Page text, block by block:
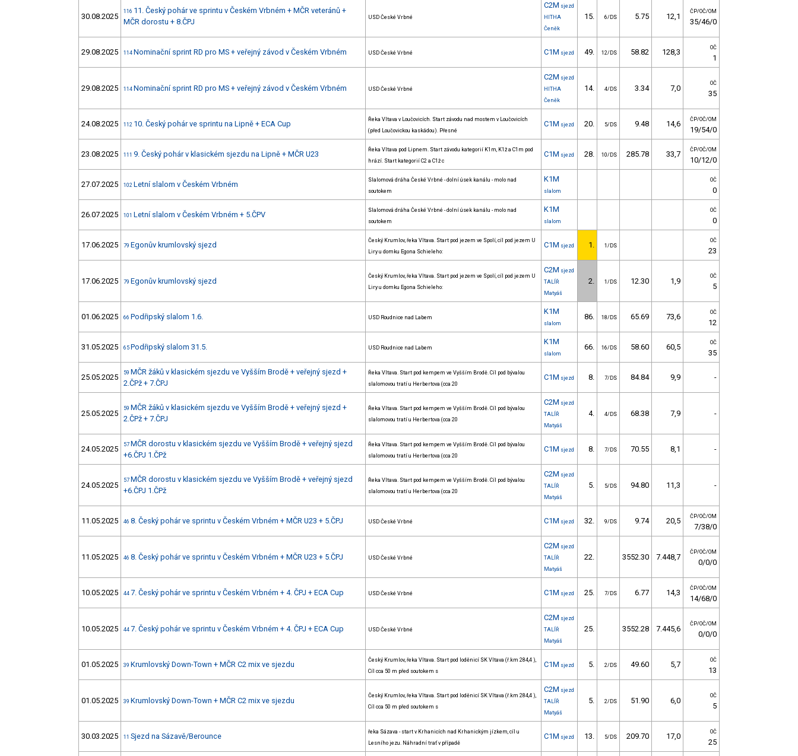
30.08.2025
116 11. Český pohár ve sprintu v Českém Vrbném + MČR veteránů +
MČR dorostu + 8.ČPJ
USD České Vrbné
C2M sjezd
HITHA
Čeněk
15. 6/DS 5.75 12,1
ČP/OČ/OM
35/46/0
29.08.2025 114 Nominační sprint RD pro MS + veřejný závod v Českém Vrbném USD České Vrbné C1M sjezd 49. 12/DS 58.82 128,3 OČ
1
29.08.2025 114 Nominační sprint RD pro MS + veřejný závod v Českém Vrbném USD České Vrbné
C2M sjezd
HITHA
Čeněk
14. 4/DS 3.34 7,0
OČ
35
24.08.2025 112 10. Český pohár ve sprintu na Lipně + ECA Cup
Řeka Vltava v Loučovicích. Start závodu nad mostem v Loučovicích
(před Loučovickou kaskádou). Přesné
C1M sjezd 20. 5/DS 9.48 14,6 ČP/OČ/OM
19/54/0
23.08.2025 111 9. Český pohár v klasickém sjezdu na Lipně + MČR U23
Řeka Vltava pod Lipnem. Start závodu kategorií K1m, K1ž a C1m pod
hrází. Start kategorií C2 a C1ž c
C1M sjezd 28. 10/DS 285.78 33,7 ČP/OČ/OM
10/12/0
27.07.2025 102 Letní slalom v Českém Vrbném
Slalomová dráha České Vrbné - dolní úsek kanálu - molo nad
soutokem
K1M
slalom
OČ
0
26.07.2025 101 Letní slalom v Českém Vrbném + 5.ČPV
Slalomová dráha České Vrbné - dolní úsek kanálu - molo nad
soutokem
K1M
slalom
OČ
0
17.06.2025 79 Egonův krumlovský sjezd
Český Krumlov, řeka Vltava. Start pod jezem ve Spolí, cíl pod jezem U
Liry u domku Egona Schieleho:
C1M sjezd 1. 1/DS
OČ
23
17.06.2025 79 Egonův krumlovský sjezd
Český Krumlov, řeka Vltava. Start pod jezem ve Spolí, cíl pod jezem U
Liry u domku Egona Schieleho:
C2M sjezd
TALÍŘ
Matyáš
2. 1/DS 12.30 1,9
OČ
5
01.06.2025 66 Podřipský slalom 1.6. USD Roudnice nad Labem
K1M
slalom
86. 18/DS 65.69 73,6 OČ
12
31.05.2025 65 Podřipský slalom 31.5. USD Roudnice nad Labem
K1M
slalom
66. 16/DS 58.60 60,5 OČ
35
25.05.2025 59 MČR žáků v klasickém sjezdu ve Vyšším Brodě + veřejný sjezd +
2.ČPž + 7.ČPJ
Řeka Vltava. Start pod kempem ve Vyšším Brodě. Cíl pod bývalou
slalomovou tratí u Herbertova (cca 20
C1M sjezd 8. 7/DS 84.84 9,9 -
25.05.2025
59 MČR žáků v klasickém sjezdu ve Vyšším Brodě + veřejný sjezd +
2.ČPž + 7.ČPJ
Řeka Vltava. Start pod kempem ve Vyšším Brodě. Cíl pod bývalou
slalomovou tratí u Herbertova (cca 20
C2M sjezd
TALÍŘ
Matyáš
4. 4/DS 68.38 7,9 -
24.05.2025 57 MČR dorostu v klasickém sjezdu ve Vyšším Brodě + veřejný sjezd
+6.ČPJ 1.ČPž
Řeka Vltava. Start pod kempem ve Vyšším Brodě. Cíl pod bývalou
slalomovou tratí u Herbertova (cca 20
C1M sjezd 8. 7/DS 70.55 8,1 -
24.05.2025
57 MČR dorostu v klasickém sjezdu ve Vyšším Brodě + veřejný sjezd
+6.ČPJ 1.ČPž
Řeka Vltava. Start pod kempem ve Vyšším Brodě. Cíl pod bývalou
slalomovou tratí u Herbertova (cca 20
C2M sjezd
TALÍŘ
Matyáš
5. 5/DS 94.80 11,3 -
11.05.2025 46 8. Český pohár ve sprintu v Českém Vrbném + MČR U23 + 5.ČPJ USD České Vrbné C1M sjezd 32. 9/DS 9.74 20,5 ČP/OČ/OM
7/38/0
11.05.2025 46 8. Český pohár ve sprintu v Českém Vrbném + MČR U23 + 5.ČPJ USD České Vrbné
C2M sjezd
TALÍŘ
Matyáš
22. 3552.30 7.448,7
ČP/OČ/OM
0/0/0
10.05.2025 44 7. Český pohár ve sprintu v Českém Vrbném + 4. ČPJ + ECA Cup USD České Vrbné C1M sjezd 25. 7/DS 6.77 14,3 ČP/OČ/OM
14/68/0
10.05.2025 44 7. Český pohár ve sprintu v Českém Vrbném + 4. ČPJ + ECA Cup USD České Vrbné
C2M sjezd
TALÍŘ
Matyáš
25. 3552.28 7.445,6
ČP/OČ/OM
0/0/0
01.05.2025 39 Krumlovský Down-Town + MČR C2 mix ve sjezdu
Český Krumlov, řeka Vltava. Start pod loděnicí SK Vltava (ř.km 284,4 ),
Cíl cca 50 m před soutokem s
C1M sjezd 5. 2/DS 49.60 5,7 OČ
13
01.05.2025 39 Krumlovský Down-Town + MČR C2 mix ve sjezdu
Český Krumlov, řeka Vltava. Start pod loděnicí SK Vltava (ř.km 284,4 ),
Cíl cca 50 m před soutokem s
C2M sjezd
TALÍŘ
Matyáš
5. 2/DS 51.90 6,0
OČ
5
30.03.2025 11 Sjezd na Sázavě/Berounce
řeka Sázava - start v Krhanicích nad Krhanickým jízkem, cíl u
Lesního jezu. Náhradní trať v případě
C1M sjezd 13. 5/DS 209.70 17,0 OČ
25